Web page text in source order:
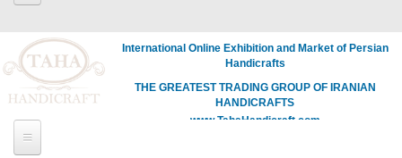
International Online Exhibition and Market of Persian
Handicrafts
THE GREATEST TRADING GROUP OF IRANIAN
HANDICRAFTS
www.TahaHandicraft.com